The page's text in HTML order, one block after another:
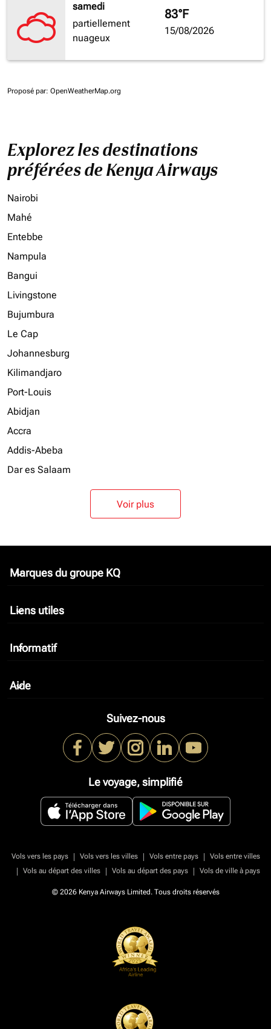
samedi
partiellement
nuageux
83°F
15/08/2026
Proposé par: OpenWeatherMap.org
Explorez les destinations
préférées de Kenya Airways
Nairobi
Mahé
Entebbe
Nampula
Bangui
Livingstone
Bujumbura
Le Cap
Johannesburg
Kilimandjaro
Port-Louis
Abidjan
Accra
Addis-Abeba
Dar es Salaam
Voir plus
Marques du groupe KQ
keyboard_arrow_down
Liens utiles
keyboard_arrow_down
Informatif
keyboard_arrow_down
Aide
keyboard_arrow_down
Suivez-nous
Le voyage, simplifié
Vols vers les pays | Vols vers les villes | Vols entre pays |
Vols entre villes
|
Vols au départ des villes | Vols au départ des pays | Vols de ville à pays
© 2026 Kenya Airways Limited. Tous droits réservés